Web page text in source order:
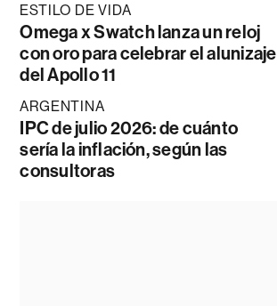
ESTILO DE VIDA
Omega x Swatch lanza un reloj
con oro para celebrar el alunizaje
del Apollo 11
ARGENTINA
IPC de julio 2026: de cuánto
sería la inflación, según las
consultoras